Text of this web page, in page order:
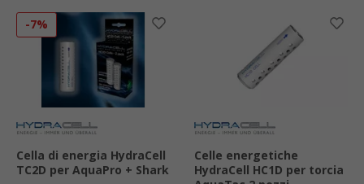
-7%
Cella di energia HydraCell
TC2D per AquaPro + Shark
Celle energetiche
HydraCell HC1D per torcia